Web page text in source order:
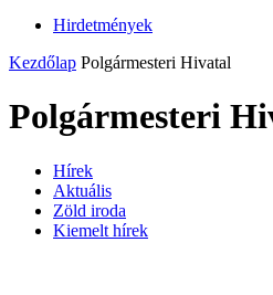
Hirdetmények
Kezdőlap Polgármesteri Hivatal
Polgármesteri
Hírek
Aktuális
Zöld iroda
Kiemelt hírek